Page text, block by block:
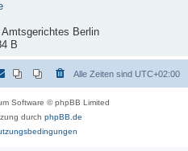
Berlin
B
Alle Zeiten sind UTC+02:00
Software © phpBB Limited
durch phpBB.de